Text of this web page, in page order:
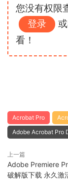
您没有权限
登录
看！
Acrobat Pro
Adobe Acrobat Pro
上一篇
Adobe Premiere
破解版下载 永久激